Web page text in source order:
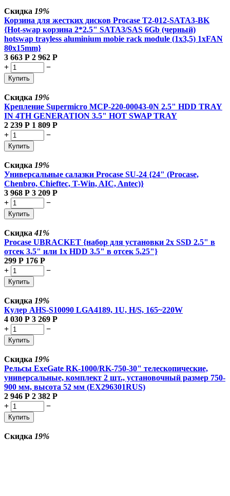
Скидка 19%
Корзина для жестких дисков Procase T2-012-SATA3-BK
{Hot-swap корзина 2*2.5" SATA3/SAS 6Gb (черный)
hotswap trayless aluminium mobie rack module (1x3,5) 1xFAN
80x15mm}
3 663 Р 2 962 Р
+
−
Купить
Скидка 19%
Крепление Supermicro MCP-220-00043-0N 2.5" HDD TRAY
IN 4TH GENERATION 3.5" HOT SWAP TRAY
2 239 Р 1 809 Р
+
−
Купить
Скидка 19%
Универсальные салазки Procase SU-24 {24" (Procase,
Chenbro, Chieftec, T-Win, AIC, Antec)}
3 968 Р 3 209 Р
+
−
Купить
Скидка41%
Procase UBRACKET {набор для установки 2х SSD 2.5" в
отсек 3.5" или 1х HDD 3.5" в отсек 5.25"}
299 Р 176 Р
+
−
Купить
Скидка 19%
Кулер AHS-S10090 LGA4189, 1U, H/S, 165~220W
4 030 Р 3 269 Р
+
−
Купить
Скидка 19%
Рельсы ExeGate RK-1000/RK-750-30" телескопические,
универсальные, комплект 2 шт., установочный размер 750-
900 мм, высота 52 мм (EX296301RUS)
2 946 Р 2 382 Р
+
−
Купить
Скидка 19%